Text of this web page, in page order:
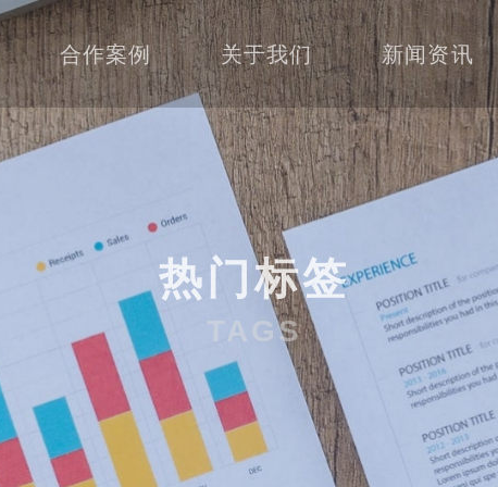
合作案例 关于我们 新闻资讯
热门标签
TAGS